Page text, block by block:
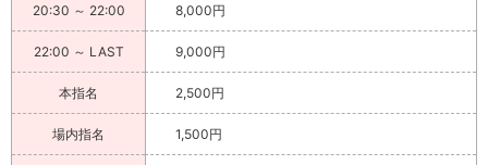
20:30 ～ 22:00 8,000円
22:00 ～ LAST 9,000円
本指名 2,500円
場内指名 1,500円